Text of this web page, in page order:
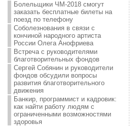
Болельщики ЧМ-2018 смогут
заказать бесплатные билеты на
поезд по телефону
Соболезнования в связи с
кончиной народного артиста
России Олега Анофриева
Встреча с руководителями
благотворительных фондов
Сергей Собянин и руководители
фондов обсудили вопросы
развития благотворительного
движения
Банкир, программист и кадровик:
как найти работу людям с
ограниченными возможностями
здоровья